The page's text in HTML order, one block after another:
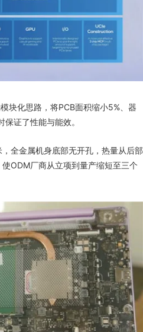
块化思路，将PCB面积缩小5%、器
证了性能与能效。
全金属机身底部无开孔，热量从后部
ODM厂商从立项到量产缩短至三个